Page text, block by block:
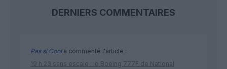
DERNIERS COMMENTAIRES
Pas si Coola commenté l'article :
19 h 23 sans escale : le Boeing 777F de National